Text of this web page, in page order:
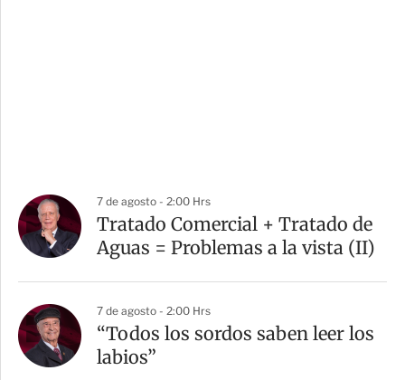
7 de agosto - 2:00 Hrs
Tratado Comercial + Tratado de
Aguas = Problemas a la vista (II)
7 de agosto - 2:00 Hrs
“Todos los sordos saben leer los
labios”